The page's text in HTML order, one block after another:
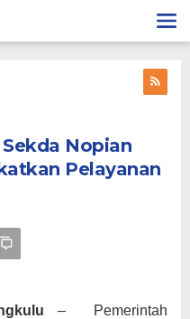
Nopian
Pelayanan
– Pemerintah